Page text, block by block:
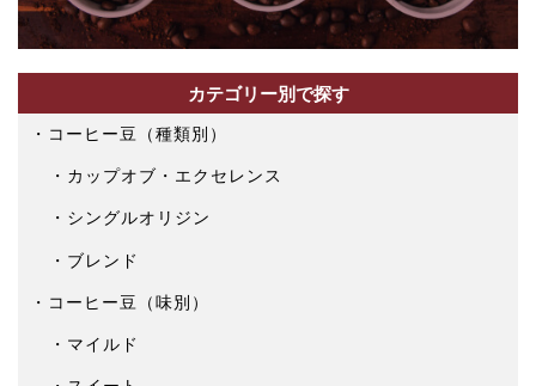
カテゴリー別で探す
コーヒー豆（種類別）
カップオブ・エクセレンス
シングルオリジン
ブレンド
コーヒー豆（味別）
マイルド